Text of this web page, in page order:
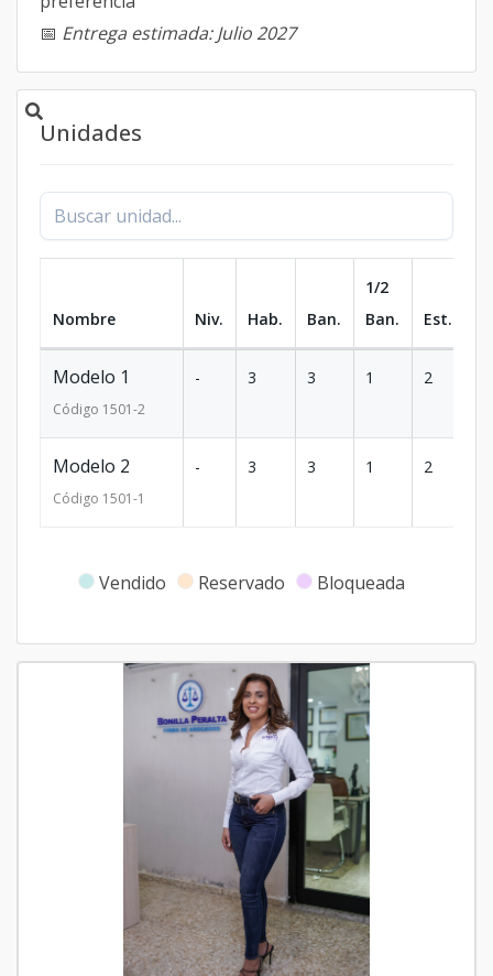
📅 Entrega estimada: Julio 2027
Unidades
Nombre Niv. Hab. Ban.
1/2
Ban.
Est.
Modelo 1
Código 1501-2
- 3 3 1 2
Modelo 2
Código 1501-1
- 3 3 1 2
Vendido Reservado Bloqueada